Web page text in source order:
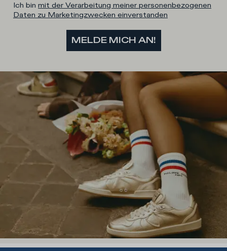
Ich bin mit der Verarbeitung meiner personenbezogenen
Daten zu Marketingzwecken einverstanden
MELDE MICH AN!